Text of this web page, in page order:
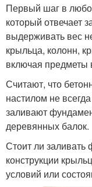
Первый шаг в
который отвечает
выдерживать вес
крыльца, колонн,
включая предметы
Считают, что
настилом не
заливают
деревянных балок.
Стоит ли заливать
конструкции
условий или